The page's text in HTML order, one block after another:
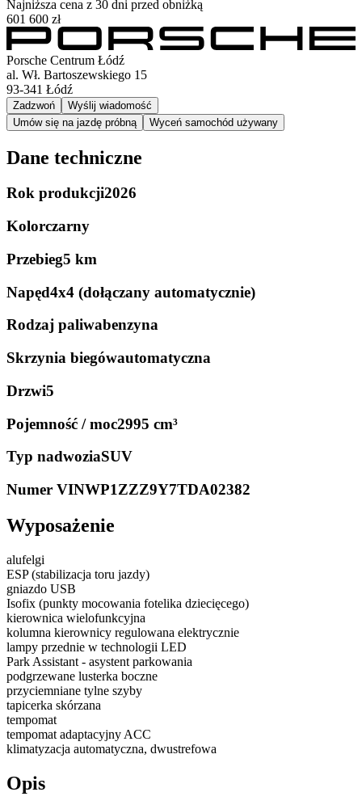
Najniższa cena z 30 dni przed obniżką
601 600 zł
Porsche Centrum Łódź
al. Wł. Bartoszewskiego 15
93-341 Łódź
Zadzwoń
Wyślij wiadomość
Umów się na jazdę próbną
Wyceń samochód używany
Dane techniczne
Rok produkcji2026
Kolorczarny
Przebieg5 km
Napęd4x4 (dołączany automatycznie)
Rodzaj paliwabenzyna
Skrzynia biegówautomatyczna
Drzwi5
Pojemność / moc2995 cm³
Typ nadwoziaSUV
Numer VINWP1ZZZ9Y7TDA02382
Wyposażenie
alufelgi
ESP (stabilizacja toru jazdy)
gniazdo USB
Isofix (punkty mocowania fotelika dziecięcego)
kierownica wielofunkcyjna
kolumna kierownicy regulowana elektrycznie
lampy przednie w technologii LED
Park Assistant - asystent parkowania
podgrzewane lusterka boczne
przyciemniane tylne szyby
tapicerka skórzana
tempomat
tempomat adaptacyjny ACC
klimatyzacja automatyczna, dwustrefowa
Opis